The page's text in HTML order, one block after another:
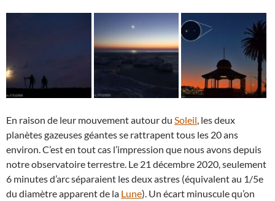
En raison de leur mouvement autour du Soleil , les deux
planètes gazeuses géantes se rattrapent tous les 20 ans
environ. C’est en tout cas l’impression que nous avons depuis
notre observatoire terrestre. Le 21 décembre 2020, seulement
6 minutes d’arc séparaient les deux astres (équivalent au 1/5e
du diamètre apparent de la Lune). Un écart minuscule qu’on